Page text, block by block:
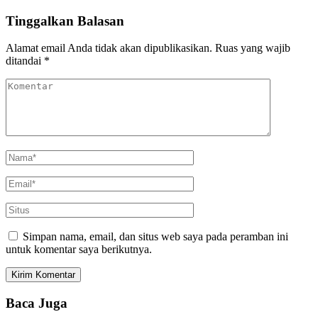
Tinggalkan Balasan
Alamat email Anda tidak akan dipublikasikan. Ruas yang wajib
ditandai *
Simpan nama, email, dan situs web saya pada peramban ini
untuk komentar saya berikutnya.
Baca Juga